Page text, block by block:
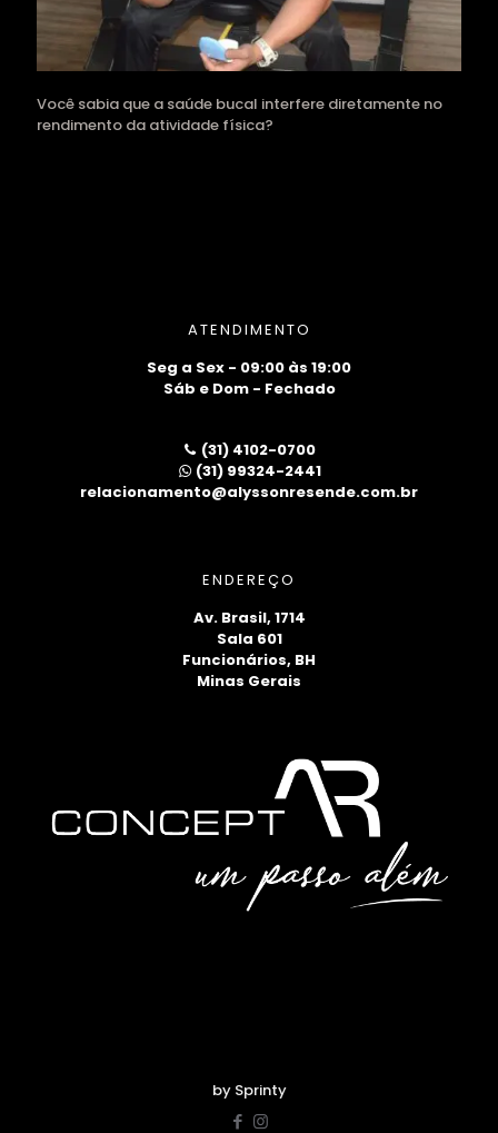
Você sabia que a saúde bucal interfere diretamente no
rendimento da atividade física?
ATENDIMENTO
Seg a Sex - 09:00 às 19:00
Sáb e Dom - Fechado
(31) 4102-0700
(31) 99324-2441
relacionamento@alyssonresende.com.br
ENDEREÇO
Av. Brasil, 1714
Sala 601
Funcionários, BH
Minas Gerais
by Sprinty